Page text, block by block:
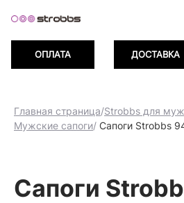
баллов при
ОПЛАТА ДОСТАВКА
Главная страница/Strobbs для
Мужские сапоги/ Сапоги Strobbs
Сапоги